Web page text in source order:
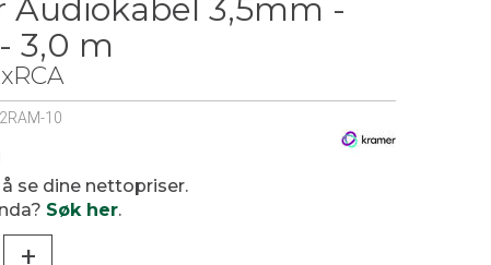
Audiokabel 3,5mm -
3,0 m
10
se dine nettopriser.
Søk her.
+